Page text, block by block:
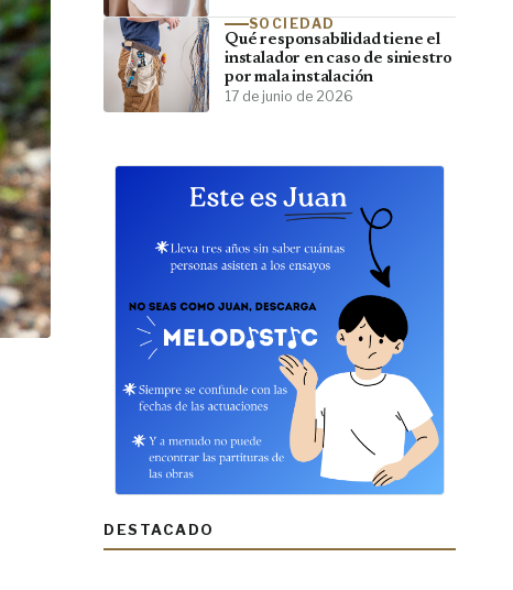
SOCIEDAD
Qué responsabilidad tiene el
instalador en caso de siniestro
por mala instalación
17 de junio de 2026
DESTACADO